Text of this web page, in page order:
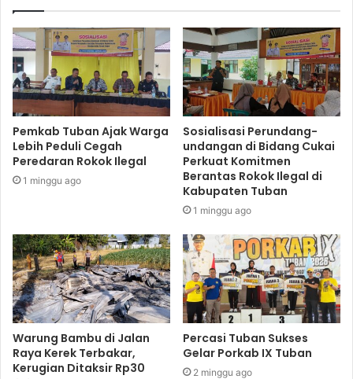
Pemkab Tuban Ajak Warga
Lebih Peduli Cegah
Peredaran Rokok Ilegal
1 minggu ago
Sosialisasi Perundang-
undangan di Bidang Cukai
Perkuat Komitmen
Berantas Rokok Ilegal di
Kabupaten Tuban
1 minggu ago
Warung Bambu di Jalan
Raya Kerek Terbakar,
Kerugian Ditaksir Rp30
Percasi Tuban Sukses
Gelar Porkab IX Tuban
2 minggu ago